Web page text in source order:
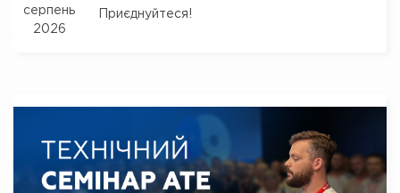
серпень
2026
Приєднуйтеся!